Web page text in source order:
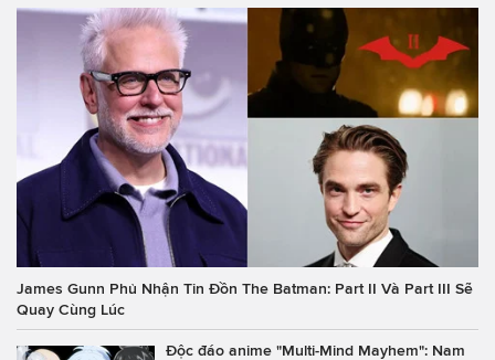
James Gunn Phủ Nhận Tin Đồn The Batman: Part II Và Part III Sẽ
Quay Cùng Lúc
Độc đáo anime "Multi-Mind Mayhem": Nam